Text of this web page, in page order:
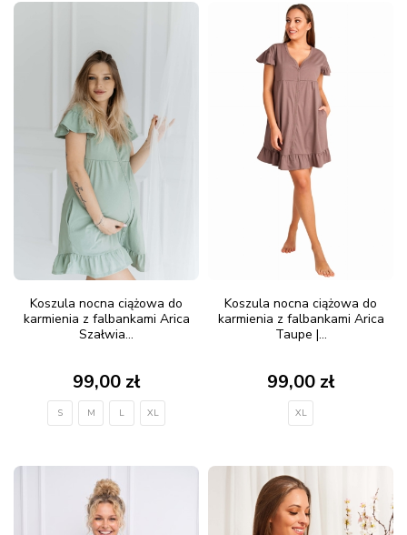
Koszula nocna ciążowa do
karmienia z falbankami Arica
Szałwia...
99,00 zł
S M L XL
Koszula nocna ciążowa do
karmienia z falbankami Arica
Taupe |...
99,00 zł
XL